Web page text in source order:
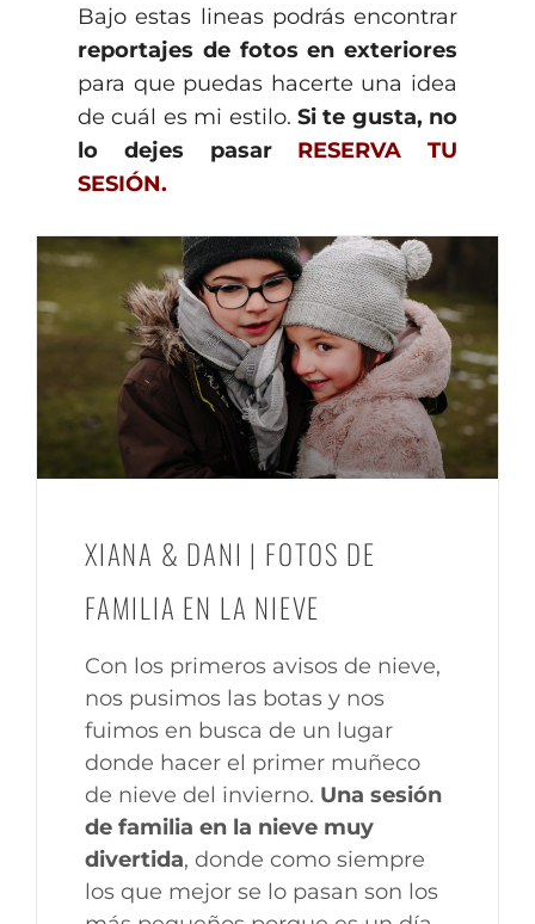
Bajo estas lineas podrás encontrar
reportajes de fotos en exteriores
para que puedas hacerte una idea
de cuál es mi estilo. Si te gusta, no
lo dejes pasar RESERVA TU
SESIÓN.
XIANA & DANI | FOTOS DE
FAMILIA EN LA NIEVE
Con los primeros avisos de nieve,
nos pusimos las botas y nos
fuimos en busca de un lugar
donde hacer el primer muñeco
de nieve del invierno. Una sesión
de familia en la nieve muy
divertida, donde como siempre
los que mejor se lo pasan son los